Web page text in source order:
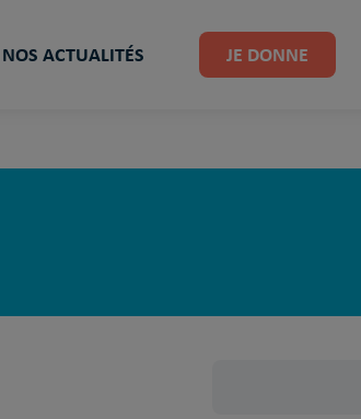
NOS ACTUALITÉS JE DONNE